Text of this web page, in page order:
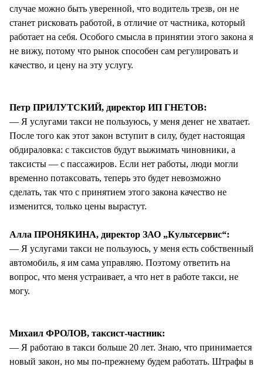
случае можно быть уверенной, что водитель трезв, он не
станет рисковать работой, в отличие от частника, который
работает на себя. Особого смысла в принятии этого закона я
не вижу, потому что рынок способен сам регулировать и
качество, и цену на эту услугу.
Петр ПРИЛУТСКИЙ, директор ИП ГНЕТОВ:
— Я услугами такси не пользуюсь, у меня денег не хватает.
После того как этот закон вступит в силу, будет настоящая
обдираловка: с таксистов будут выжимать чиновники, а
таксисты — с пассажиров. Если нет работы, люди могли
временно потаксовать, теперь это будет невозможно
сделать, так что с принятием этого закона качество не
изменится, только цены вырастут.
Алла ПРОНЯКИНА, директор ЗАО „Культсервис“:
— Я услугами такси не пользуюсь, у меня есть собственный
автомобиль, я им сама управляю. Поэтому ответить на
вопрос, что меня устраивает, а что нет в работе такси, не
могу.
Михаил ФРОЛОВ, таксист-частник:
— Я работаю в такси больше 20 лет. Знаю, что принимается
новый закон, но мы по-прежнему будем работать. Штрафы в